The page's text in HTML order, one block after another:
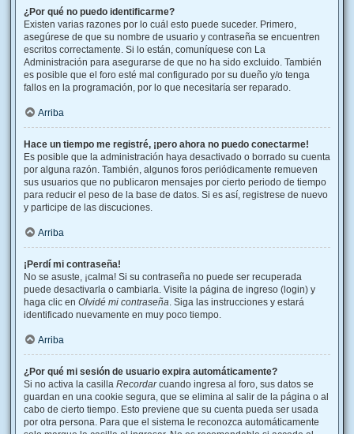
¿Por qué no puedo identificarme?
Existen varias razones por lo cuál esto puede suceder. Primero,
asegúrese de que su nombre de usuario y contraseña se encuentren
escritos correctamente. Si lo están, comuníquese con La
Administración para asegurarse de que no ha sido excluido. También
es posible que el foro esté mal configurado por su dueño y/o tenga
fallos en la programación, por lo que necesitaría ser reparado.
Arriba
Hace un tiempo me registré, ¡pero ahora no puedo conectarme!
Es posible que la administración haya desactivado o borrado su cuenta
por alguna razón. También, algunos foros periódicamente remueven
sus usuarios que no publicaron mensajes por cierto periodo de tiempo
para reducir el peso de la base de datos. Si es así, registrese de nuevo
y participe de las discuciones.
Arriba
¡Perdí mi contraseña!
No se asuste, ¡calma! Si su contraseña no puede ser recuperada
puede desactivarla o cambiarla. Visite la página de ingreso (login) y
haga clic en Olvidé mi contraseña. Siga las instrucciones y estará
identificado nuevamente en muy poco tiempo.
Arriba
¿Por qué mi sesión de usuario expira automáticamente?
Si no activa la casilla Recordarcuando ingresa al foro, sus datos se
guardan en una cookie segura, que se elimina al salir de la página o al
cabo de cierto tiempo. Esto previene que su cuenta pueda ser usada
por otra persona. Para que el sistema le reconozca automáticamente